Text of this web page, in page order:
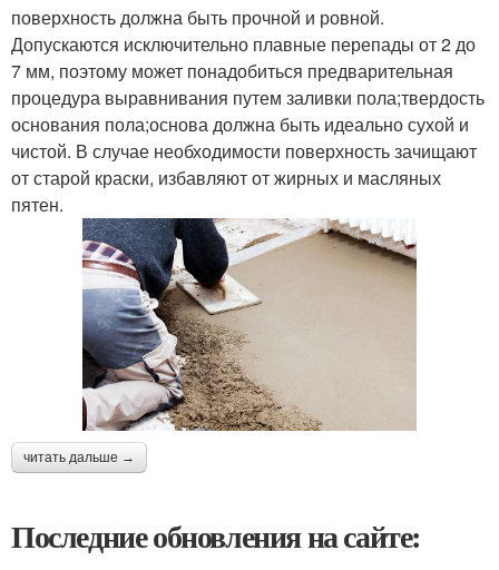
поверхность должна быть прочной и ровной.
Допускаются исключительно плавные перепады от 2 до
7 мм, поэтому может понадобиться предварительная
процедура выравнивания путем заливки пола;твердость
основания пола;основа должна быть идеально сухой и
чистой. В случае необходимости поверхность зачищают
от старой краски, избавляют от жирных и масляных
пятен.
читать дальше →
Последние обновления на сайте: